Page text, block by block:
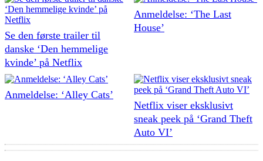
Se den første trailer til
danske ‘Den hemmelige
kvinde’ på Netflix
Anmeldelse: ‘The Last
House’
Anmeldelse: ‘Alley Cats’
Netflix viser eksklusivt
sneak peek på ‘Grand Theft
Auto VI’